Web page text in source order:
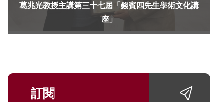
葛兆光教授主講第三十七屆「錢賓四先生學術文化講
座」
訂閱